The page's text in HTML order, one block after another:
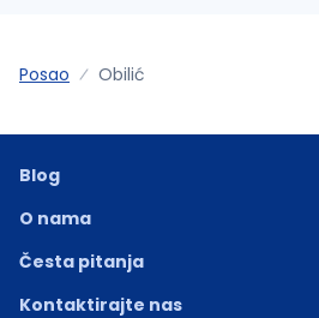
Posao Obilić
Blog
O nama
Česta pitanja
Kontaktirajte nas